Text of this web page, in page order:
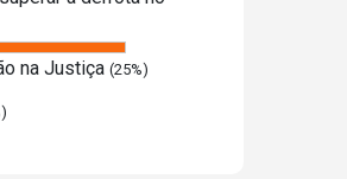
na Justiça (25%)